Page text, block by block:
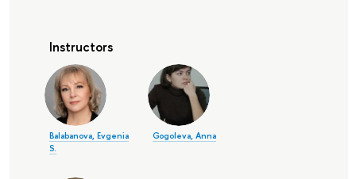
Instructors
Balabanova, Evgenia
S.
Gogoleva, Anna